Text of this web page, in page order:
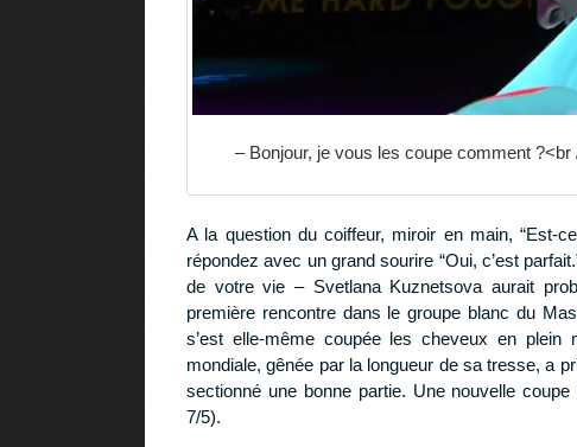
– Bonjour, je vous les coupe comment
A la question du coiffeur, miroir en main, “Est-
répondez avec un grand sourire “Oui, c’est
de votre vie – Svetlana Kuznetsova aurait
première rencontre dans le groupe blanc du
s’est elle-même coupée les cheveux en plein
mondiale, gênée par la longueur de sa tresse, a
sectionné une bonne partie. Une nouvelle
7/5).